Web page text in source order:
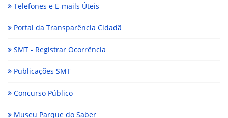
Telefones e E-mails Úteis
Portal da Transparência Cidadã
SMT - Registrar Ocorrência
Publicações SMT
Concurso Público
Museu Parque do Saber